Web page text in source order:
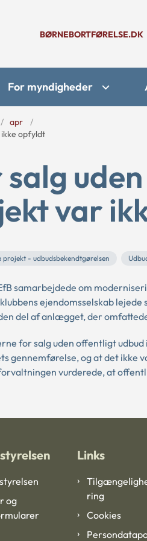
BØRNEBORTFØRELSE.DK
For myndigheder
apr
opfyldt
var
projekt - udbudsbekendtgørelsen
samarbejdede om
ejendomsselskab lejede
del af anlægget, der
for salg uden offentligt
gennemførelse, og at det ikke
vurderede, at
og
Links
ring
Cookies